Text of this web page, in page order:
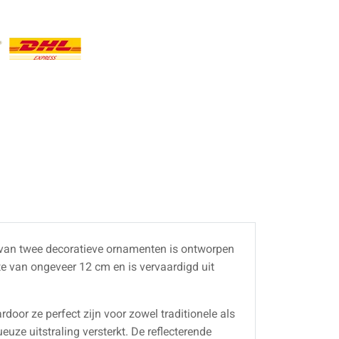
twee decoratieve ornamenten is ontworpen
van ongeveer 12 cm en is vervaardigd uit
ze perfect zijn voor zowel traditionele als
uitstraling versterkt. De reflecterende